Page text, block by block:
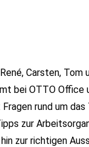
Carsten, Tom
bei OTTO Office
rund um das
zur
hin zur richtigen